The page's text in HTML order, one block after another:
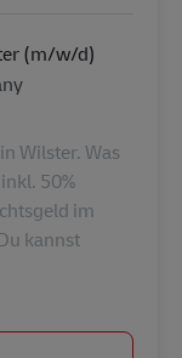
(m/w/d)
Wilster. Was
50%
im
kannst